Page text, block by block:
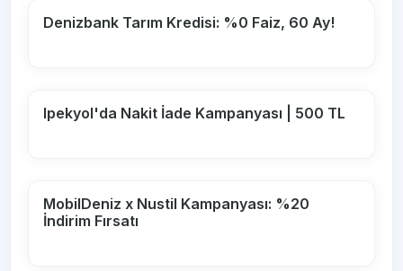
Denizbank Tarım Kredisi: %0 Faiz, 60 Ay!
Ipekyol'da Nakit İade Kampanyası | 500 TL
MobilDeniz x Nustil Kampanyası: %20
İndirim Fırsatı